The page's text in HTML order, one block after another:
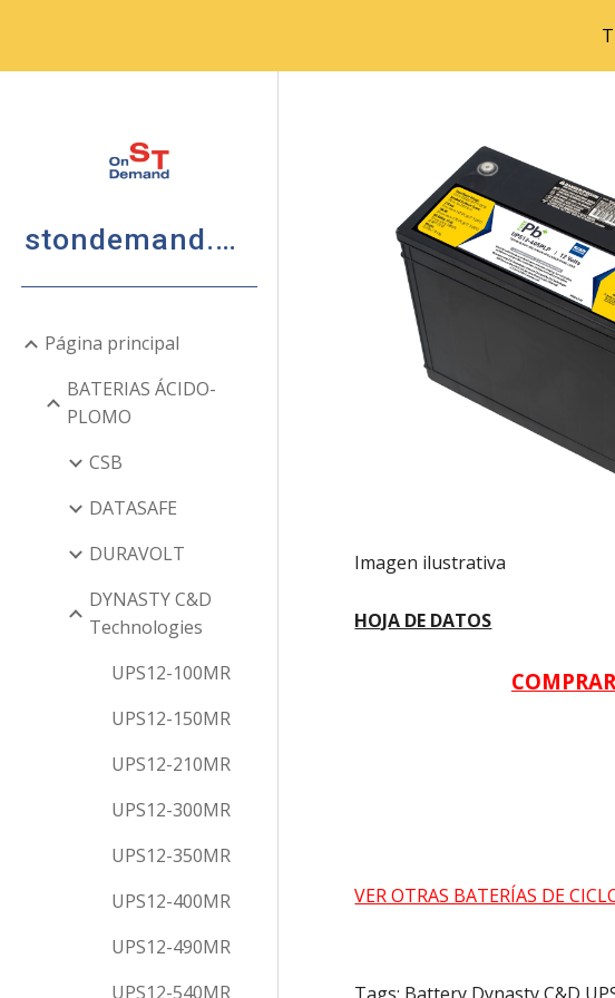
Skip to main
stondemand.mx
Página principal
BATERIAS ÁCIDO-
PLOMO
CSB
DATASAFE
DURAVOLT
DYNASTY C&D
Technologies
UPS12-100MR
UPS12-150MR
UPS12-210MR
UPS12-300MR
UPS12-350MR
UPS12-400MR
UPS12-490MR
UPS12-540MR
Imagen ilustrativa
HOJA DE DATOS
COMPRAR
VER OTRAS BATERÍAS DE